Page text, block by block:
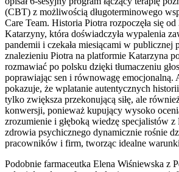
(CBT) z możliwością długoterminowego
Care Team. Historia Piotra rozpoczęła się
Katarzyny, która doświadczyła wypalenia
pandemii i czekała miesiącami w publicznej
znalezieniu Piotra na platformie Katarzyna
rozmawiać po polsku dzięki tłumaczeniu
poprawiając sen i równowagę emocjonalną.
pokazuje, że wplatanie autentycznych
tylko zwiększa przekonującą siłę, ale
konwersji, ponieważ kupujący wysoko
zrozumienie i głęboką wiedzę specjalistów
zdrowia psychicznego dynamicznie rośnie
pracowników i firm, tworząc idealne
Podobnie farmaceutka Elena Wiśniewska z